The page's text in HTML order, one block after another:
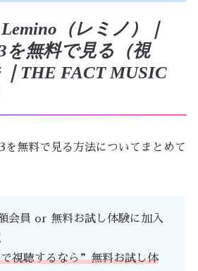
（レミノ）｜
を無料で見る（視
THE FACT MUSIC
無料で見る方法についてまとめて
会員 or 無料お試し体験に加入
聴するなら”無料お試し体